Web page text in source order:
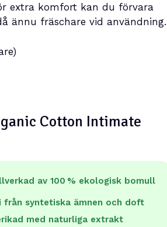
extra komfort kan du förvara
ännu fräschare vid användning.
Cotton Intimate
av 100 % ekologisk bomull
från syntetiska ämnen och doft
med naturliga extrakt